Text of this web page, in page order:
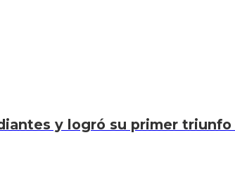
y logró su primer triunfo